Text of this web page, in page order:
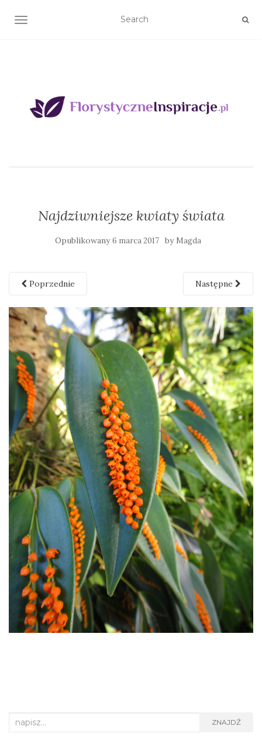
TOGGLE NAVIGATION
Najdziwniejsze kwiaty świata
Opublikowany6 marca 2017 by Magda
Poprzednie Następne
Search
ZNAJDŹ